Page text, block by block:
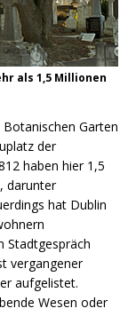
als 1,5 Millionen
Garten
der
haben hier 1,5
darunter
hat Dublin
Stadtgespräch
vergangener
aufgelistet.
Wesen oder